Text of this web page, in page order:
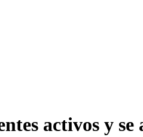
activos y